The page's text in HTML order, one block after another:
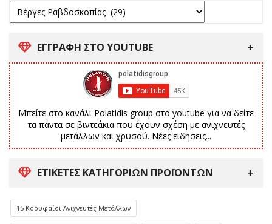
ΕΓΓΡΑΦΗ ΣΤΟ YOUTUBE
Μπείτε στο κανάλι Polatidis group στο youtube για να δείτε
τα πάντα σε βιντεάκια που έχουν σχέση με ανιχνευτές
μετάλλων και χρυσού. Νέες ειδήσεις...
ΕΤΙΚΈΤΕΣ ΚΑΤΗΓΟΡΙΏΝ ΠΡΟΪΌΝΤΩΝ
15 Κορυφαίοι Ανιχνευτές Μετάλλων